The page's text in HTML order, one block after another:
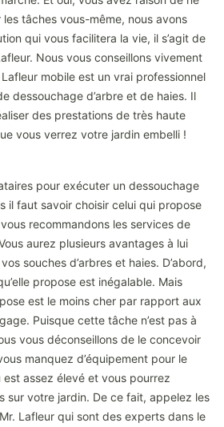
les tâches vous-même, nous avons
qui vous facilitera la vie, il s’agit de
Nous vous conseillons vivement
mobile est un vrai professionnel
dessouchage d’arbre et de haies. Il
des prestations de très haute
vous verrez votre jardin embelli !
pour exécuter un dessouchage
il faut savoir choisir celui qui propose
recommandons les services de
aurez plusieurs avantages à lui
souches d’arbres et haies. D’abord,
propose est inégalable. Mais
est le moins cher par rapport aux
Puisque cette tâche n’est pas à
vous déconseillons de le concevoir
manquez d’équipement pour le
assez élevé et vous pourrez
sur votre jardin. De ce fait, appelez les
Lafleur qui sont des experts dans le